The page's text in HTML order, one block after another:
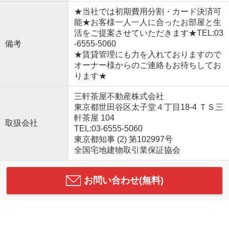
備考
★当社では初期費用分割・カード決済可
能★お客様一人一人に合ったお部屋と生
活をご提案させていただきます★TEL:03
-6555-5060
★賃貸管理にも力を入れておりますので
オーナー様からのご連絡もお待ちしてお
ります★
取扱会社
三軒茶屋不動産株式会社
東京都世田谷区太子堂４丁目18-4 ＴＳ三
軒茶屋 104
TEL:03-6555-5060
東京都知事 (2) 第102997号
全国宅地建物取引業保証協会
お問い合わせ(無料)